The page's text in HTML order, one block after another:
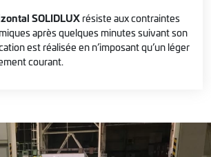
SOLIDLUX résiste aux contraintes
après quelques minutes suivant son
est réalisée en n’imposant qu’un léger
courant.